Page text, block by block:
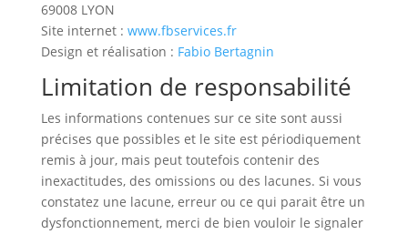
69008 LYON
Site internet : www.fbservices.fr
Design et réalisation : Fabio Bertagnin
Limitation de responsabilité
Les informations contenues sur ce site sont aussi
précises que possibles et le site est périodiquement
remis à jour, mais peut toutefois contenir des
inexactitudes, des omissions ou des lacunes. Si vous
constatez une lacune, erreur ou ce qui parait être un
dysfonctionnement, merci de bien vouloir le signaler